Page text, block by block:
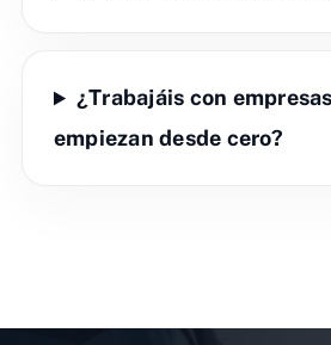
¿Trabajáis con
empiezan desde cero?